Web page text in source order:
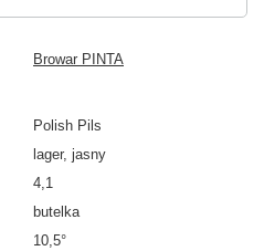
Browar PINTA
Polish Pils
lager, jasny
4,1
butelka
10,5°